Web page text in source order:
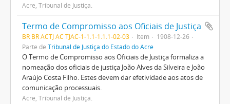
Acre, Tribunal de Justiça.
Termo de Compromisso aos Oficiais de Justiça
BR BR ACTJ AC TJAC-1-1.1-1.1.1-02-03 Item
1908-12-26
Parte de Tribunal de Justiça do Estado do Acre
O Termo de Compromisso aos Oficiais de Justiça formaliza a
nomeação dos oficiais de justiça João Alves da Silveira e João
Araújo Costa Filho. Estes devem dar efetividade aos atos de
comunicação processuais.
Acre, Tribunal de Justiça.